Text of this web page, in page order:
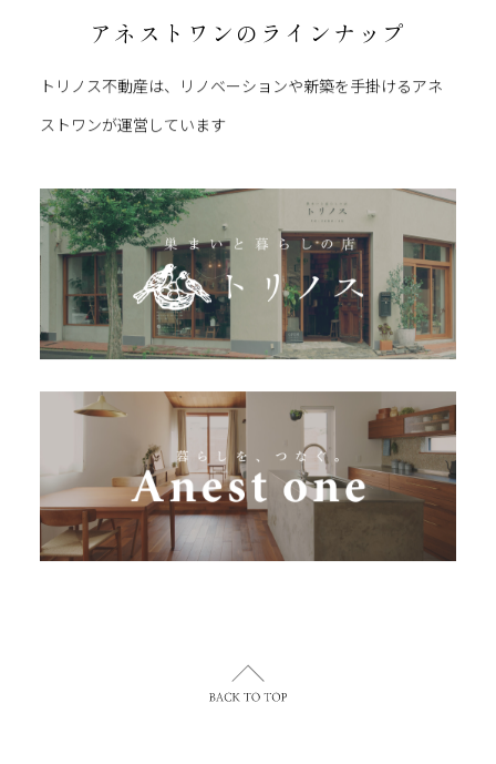
アネストワンのラインナップ
トリノス不動産は、リノベーションや新築を⼿掛けるアネ
ストワンが運営しています